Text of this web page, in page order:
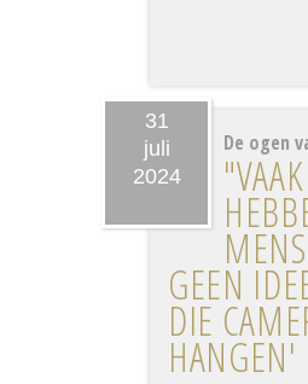
31
juli
2024
De ogen
"VAAK
GEEN
DIE
HANGEN'